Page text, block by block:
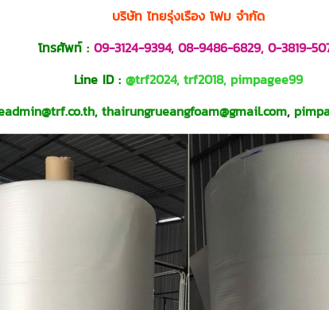
บริษัท ไทยรุ่งเรือง โฟม จำกัด
โทรศัพท์ : 09-3124-9394, 08-9486-6829, 0-3819-
Line ID : @trf2024, trf2018, pimpagee99
, thairungrueangfoam@gmail.com,